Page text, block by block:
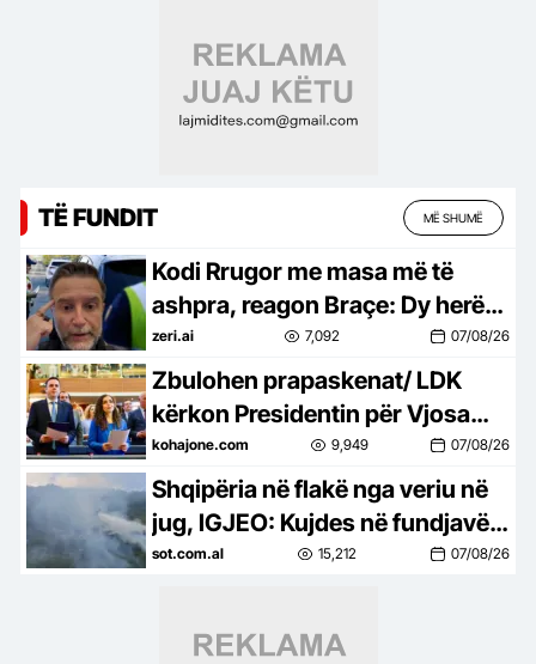
TË FUNDIT MË SHUMË
Kodi Rrugor me masa më të
ashpra, reagon Braçe: Dy herë
janë boll për të vrarë…jo pasurim
për policët (VIDEO)
zeri.ai 7,092 07/08/26
Zbulohen prapaskenat/ LDK
kërkon Presidentin për Vjosa
Osmanin, kurse Kurti i ofron…
kohajone.com 9,949 07/08/26
Shqipëria në flakë nga veriu në
jug, IGJEO: Kujdes në fundjavë,
rrezik i lartë për zjarre në 8
sot.com.al 15,212 07/08/26